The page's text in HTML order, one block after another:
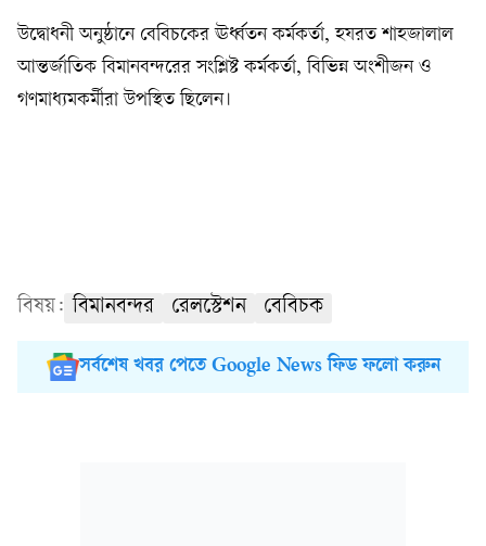
উদ্বোধনী অনুষ্ঠানে বেবিচকের ঊর্ধ্বতন কর্মকর্তা, হযরত শাহজালাল
আন্তর্জাতিক বিমানবন্দরের সংশ্লিষ্ট কর্মকর্তা, বিভিন্ন অংশীজন ও
গণমাধ্যমকর্মীরা উপস্থিত ছিলেন।
বিষয়: বিমানবন্দর রেলস্টেশন বেবিচক
সর্বশেষ খবর পেতে Google News ফিড ফলো করুন